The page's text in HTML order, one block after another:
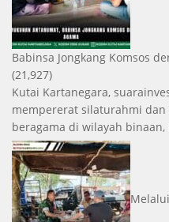
Babinsa Jongkang Komsos
(21,927)
Kutai Kartanegara,
mempererat silaturahmi
beragama di wilayah binaan,